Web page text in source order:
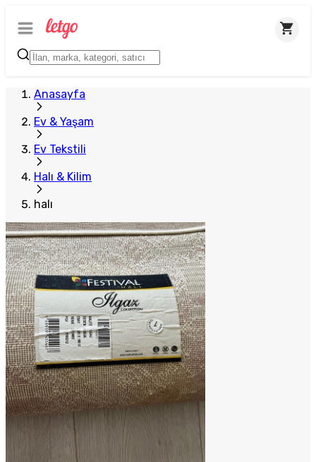
Anasayfa
Ev & Yaşam
Ev Tekstili
Halı & Kilim
halı